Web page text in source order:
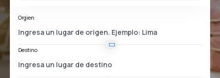
Orgien
Destino